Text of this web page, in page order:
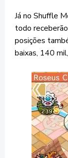
Já no Shuffle
todo receberão
posições
baixas, 140